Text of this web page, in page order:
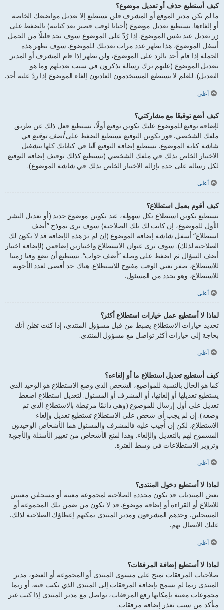
كيف أستطيع حذف أو تعديل موضوع؟
ما لم تكن مدير الموقع أو المشرف فلن تستطيع إلا تعديل مواضيعك الخاصة
أو إلغاءها. تستطيع تعديل موضوع (أحيانا لوقت قصير بعد كتابته) بالضغط على
زر تعديل عند نفس الموضوع. إذا رُدّ على الموضوع سوف تجد قليلًا من الجمل
أسفل الموضوع، هذا يظهر عدد مرات تعديلك للموضوع. سوف تظهر هذه
الجملة إذا قام أحد بالرد على الموضوع، ولن تظهر إذا قام المشرف أو المدير
بتعديل الموضوع (عليهم ترك رسالة يذكرون في سبب تعديلهم وما هو
التعديل). للعلم لا يستطيع المستخدمون العاديون إلغاء الموضوع إذا ردّ عليه أحد.
أعلى
كيف أضع توقيعًا مع مشاركتي؟
لإضافة توقيع للموضوع عليك تكوين توقيع أولًا، تستطيع فعل ذلك عن طريق
ملفك الشخصي. فور تكوين التوقيع تستطيع الضغط علىأضف توقيع في
شاشة كتابة الموضوع. تستطيع إضافة التوقيع آليا في كتاباتك كلها بتشغيل
الاختيار الخاص بذلك في ملفك الشخصي (تستطيع كذلك توقيف إضافة التوقيع
لكل رسالة على حده بإزالة الاختيار الخاص بذلك في شاشة الموضوع).
أعلى
كيف أقوم بعمل استطلاع؟
تستطيع تكوين استطلاع بكل سهولة، عند تكوين موضوع جديد (أو تعديل النشر
الأول للموضوع، إن كانت لك تلك الصلاحية) سوف ترى نموذج ”أضف
استطلاع“ أسفل شاشة إضافة الموضوع (إن لم ترَ هذه الإضافة قد لا يكون لك
الصلاحية لذلك). سوف ترى عنوان الاستطلاع واختيارين إضافيين (لإضافة اختيار
أضف السؤال ثم اضغط على وصلة ”أضف جواب“. تستطيع أن تضع وقتا زمنيا
للاستطلاع، صفر تعني الوقت مفتوح للاستطلاع. هناك حد أقصى لعدد الأجوبة
للاستطلاع، وهو يحدد من المسئول.
أعلى
لماذا لا أستطيع عمل خيارات استطلاع أكثر؟
تحديد خيارات الاستطلاع يضبط من قبل مسؤول المنتدى، إذا كنت تظن أنك
بحاجة إلى خيارات أكثر تواصل مع مسؤول المنتدى.
أعلى
كيف أستطيع تعديل استطلاع ما أو إلغاءه؟
كما هو الحال بالنسبة للمواضيع، الشخص الذي وضع الاستطلاع هو الوحيد الذي
يستطيع تعديلها أو إلغائها، أو المشرف أو المسئول. لتعديل استطلاع اضغط
تعديل على أول إرسال للموضوع (وهي دائمًا مرتبطة بالاستطلاع الذي تم
وضعه). إن لم يجب أي شخص على الاستطلاع تستطيع تعديل وإلغاء
الاستطلاع، لكن إن أُجيب عليه فالمشرف والمسئول هما الأشخاص الوحيدون
المسموح لهم بالتعديل والإلغاء. وهذا لمنع الأشخاص من تغيير الأسئلة والأجوبة
وتزوير الاستطلاعات في وسط الفترة.
أعلى
لماذا لا أستطيع دخول المنتدى؟
بعض المنتديات قد تكون محددة الصلاحية لمجموعة معينة أو مسجلين معينين
للاطلاع أو القراءة أو إضافة موضوع. قد لا تكون من ضمن تلك المجموعة أو
المسجلين. وحدهم المشرفون ومدير المنتدى يمكنهم إعطاؤك الصلاحية لذلك.
عليك الاتصال بهم.
أعلى
لماذا لا أستطيع إضافة المرفقات؟
صلاحيات المرفقات تمنح على مستوى المنتدى أو المجموعة أو العضو، مدير
المنتدى ربما لم يسمح بإضافة المرفقات إلى المنتدى الذي تكتب فيه، أو ربما
مجموعات معينة بإمكانها رفع المرفقات، تواصل مع مدير المنتدى إذا كنت غير
متأكد من سبب تعذر إضافة مرفقات.